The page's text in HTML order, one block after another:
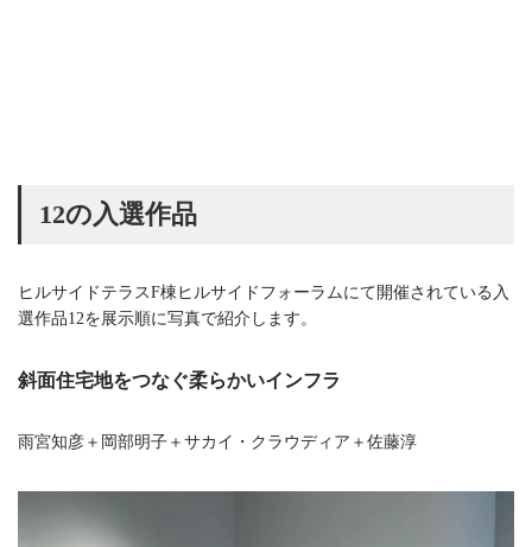
12の入選作品
ヒルサイドテラスF棟ヒルサイドフォーラムにて開催されている入
選作品12を展示順に写真で紹介します。
斜面住宅地をつなぐ柔らかいインフラ
雨宮知彦＋岡部明子＋サカイ・クラウディア＋佐藤淳